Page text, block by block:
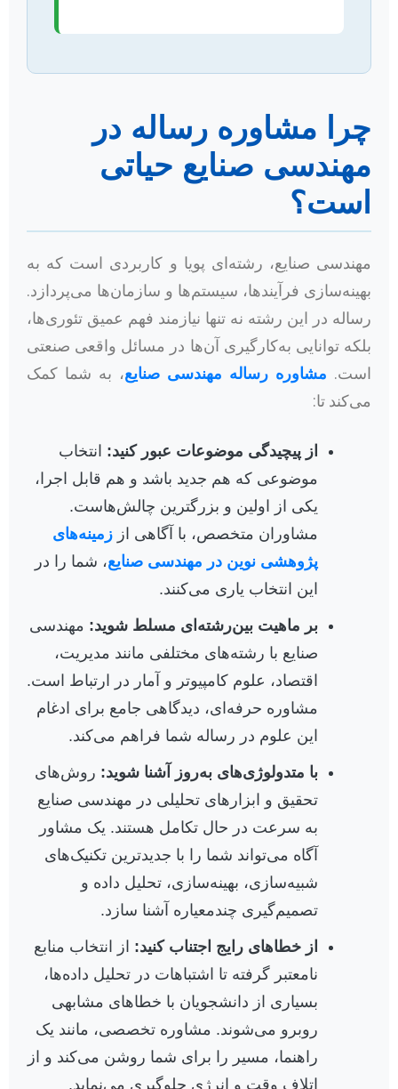
چرا مشاوره رساله در
مهندسی صنایع حیاتی
است؟
مهندسی صنایع، رشته‌ای پویا و کاربردی است که به
بهینه‌سازی فرآیندها، سیستم‌ها و سازمان‌ها می‌پردازد.
رساله در این رشته نه تنها نیازمند فهم عمیق تئوری‌ها،
بلکه توانایی به‌کارگیری آن‌ها در مسائل واقعی صنعتی
است. مشاوره رساله مهندسی صنایع، به شما کمک
می‌کند تا:
از پیچیدگی موضوعات عبور کنید: انتخاب
موضوعی که هم جدید باشد و هم قابل اجرا،
یکی از اولین و بزرگترین چالش‌هاست.
مشاوران متخصص، با آگاهی از زمینه‌های
پژوهشی نوین در مهندسی صنایع، شما را در
این انتخاب یاری می‌کنند.
بر ماهیت بین‌رشته‌ای مسلط شوید: مهندسی
صنایع با رشته‌های مختلفی مانند مدیریت،
اقتصاد، علوم کامپیوتر و آمار در ارتباط است.
مشاوره حرفه‌ای، دیدگاهی جامع برای ادغام
این علوم در رساله شما فراهم می‌کند.
با متدولوژی‌های به‌روز آشنا شوید: روش‌های
تحقیق و ابزارهای تحلیلی در مهندسی صنایع
به سرعت در حال تکامل هستند. یک مشاور
آگاه می‌تواند شما را با جدیدترین تکنیک‌های
شبیه‌سازی، بهینه‌سازی، تحلیل داده و
تصمیم‌گیری چندمعیاره آشنا سازد.
از خطاهای رایج اجتناب کنید: از انتخاب منابع
نامعتبر گرفته تا اشتباهات در تحلیل داده‌ها،
بسیاری از دانشجویان با خطاهای مشابهی
روبرو می‌شوند. مشاوره تخصصی، مانند یک
راهنما، مسیر را برای شما روشن می‌کند و از
اتلاف وقت و انرژی جلوگیری می‌نماید.